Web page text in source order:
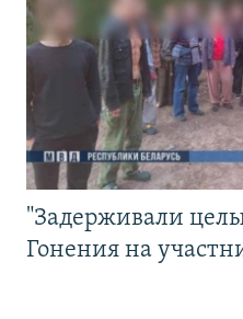
"Задерживали
Гонения на